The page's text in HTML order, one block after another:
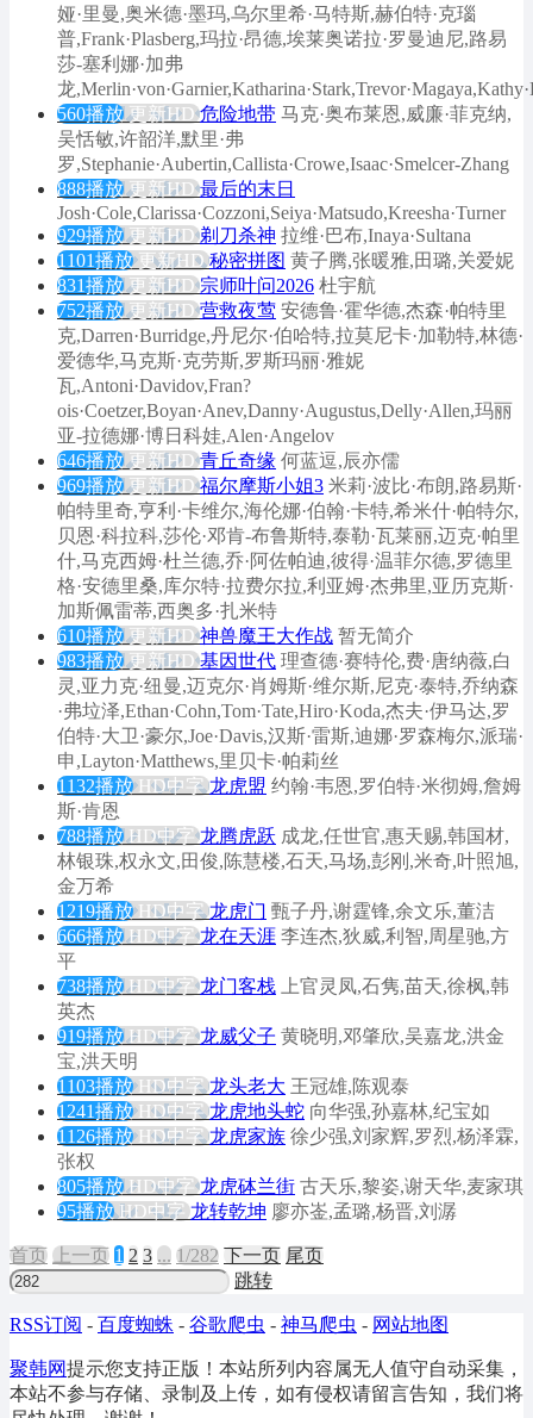
娅·里曼,奥米德·墨玛,乌尔里希·马特斯,赫伯特·克瑙
普,Frank·Plasberg,玛拉·昂德,埃莱奥诺拉·罗曼迪尼,路易
莎-塞利娜·加弗
龙
560播放 更新HD 危险地带 马克·奥布莱恩,威廉·菲克纳,
吴恬敏,许韶洋,默里·弗
罗,Stephanie·Aubertin,Callista·Crowe,Isaac·Smelcer-Zhang
888播放 更新HD 最后的末日
Josh·Cole,Clarissa·Cozzoni,Seiya·Matsudo,Kreesha·Turner
929播放 更新HD 剃刀杀神 拉维·巴布,Inaya·Sultana
1101播放 更新HD 秘密拼图 黄子腾,张暖雅,田璐,关爱妮
831播放 更新HD 宗师叶问2026 杜宇航
752播放 更新HD 营救夜莺 安德鲁·霍华德,杰森·帕特里
克,Darren·Burridge,丹尼尔·伯哈特,拉莫尼卡·加勒特,林德·
爱德华,马克斯·克劳斯,罗斯玛丽·雅妮
瓦,Antoni·Davidov,Fran?
ois·Coetzer,Boyan·Anev,Danny·Augustus,Delly·Allen,玛丽
亚-拉德娜·博日科娃,Alen·Angelov
646播放 更新HD 青丘奇缘 何蓝逗,辰亦儒
969播放 更新HD 福尔摩斯小姐3 米莉·波比·布朗,路易斯·
帕特里奇,亨利·卡维尔,海伦娜·伯翰·卡特,希米什·帕特尔,
贝恩·科拉科,莎伦·邓肯-布鲁斯特,泰勒·瓦莱丽,迈克·帕里
什,马克西姆·杜兰德,乔·阿佐帕迪,彼得·温菲尔德,罗德里
格·安德里桑,库尔特·拉费尔拉,利亚姆·杰弗里,亚历克斯·
加斯佩雷蒂,西奥多·扎米特
610播放 更新HD 神兽魔王大作战 暂无简介
983播放 更新HD 基因世代 理查德·赛特伦,费·唐纳薇,白
灵,亚力克·纽曼,迈克尔·肖姆斯·维尔斯,尼克·泰特,乔纳森
·弗垃泽,Ethan·Cohn,Tom·Tate,Hiro·Koda,杰夫·伊马达,罗
伯特·大卫·豪尔,Joe·Davis,汉斯·雷斯,迪娜·罗森梅尔,派瑞·
申,Layton·Matthews,里贝卡·帕莉丝
1132播放 HD中字 龙虎盟 约翰·韦恩,罗伯特·米彻姆,詹姆
斯·肯恩
788播放 HD中字 龙腾虎跃 成龙,任世官,惠天赐,韩国材,
林银珠,权永文,田俊,陈慧楼,石天,马场,彭刚,米奇,叶照旭,
金万希
1219播放 HD中字 龙虎门 甄子丹,谢霆锋,余文乐,董洁
666播放 HD中字 龙在天涯 李连杰,狄威,利智,周星驰,方
平
738播放 HD中字 龙门客栈
上官灵凤,石隽,苗天,徐枫,韩
英杰
919播放 HD中字 龙威父子 黄晓明,邓肇欣,吴嘉龙,洪金
宝,洪天明
1103播放 HD中字 龙头老大 王冠雄,陈观泰
1241播放 HD中字 龙虎地头蛇 向华强,孙嘉林,纪宝如
1126播放 HD中字 龙虎家族 徐少强,刘家辉,罗烈,杨泽霖,
张权
805播放 HD中字 龙虎砵兰街 古天乐,黎姿,谢天华,麦家琪
95播放 HD中字 龙转乾坤 廖亦崟,孟璐,杨晋,刘潺
首页 上一页 1 2 3 ... 1/282 下一页 尾页
跳转
RSS订阅 - 百度蜘蛛 - 谷歌爬虫 - 神马爬虫 - 网站地图
聚韩网提示您支持正版！本站所列内容属无人值守自动采集，
本站不参与存储、录制及上传，如有侵权请留言告知，我们将